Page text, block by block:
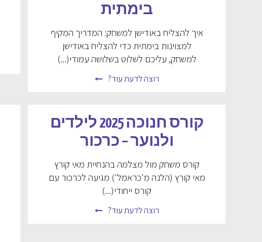
בימתית
איך להצליח באודישן למשחק: המדריך המקיף
למצוינות בימתית כדי להצליח באודישן
למשחק, עליכם לשלוט בשלושה עמודי(...)
רוצה לדעת עוד?
קורס חנוכה 2025 לילדים
ולנוער – כרכור
קורס משחק מול מצלמה בהנחיית מאי קורץ
מאי קורץ (הלנה מ'כראמל') מגיעה לכרכור עם
קורס ייחודי(...)
רוצה לדעת עוד?